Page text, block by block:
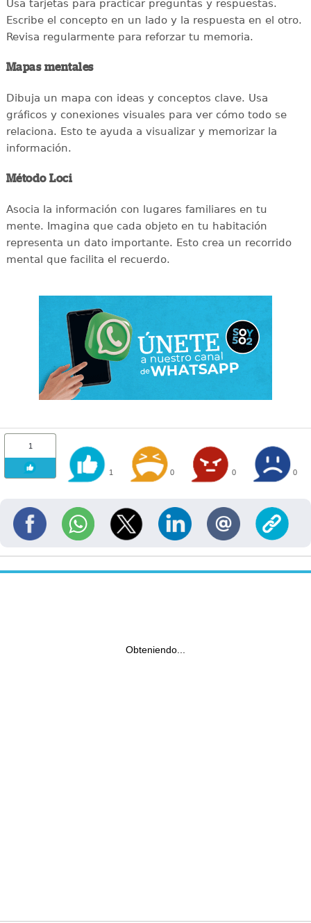
Usa tarjetas para practicar preguntas y respuestas.
Escribe el concepto en un lado y la respuesta en el otro.
Revisa regularmente para reforzar tu memoria.
Mapas mentales
Dibuja un mapa con ideas y conceptos clave. Usa
gráficos y conexiones visuales para ver cómo todo se
relaciona. Esto te ayuda a visualizar y memorizar la
información.
Método Loci
Asocia la información con lugares familiares en tu
mente. Imagina que cada objeto en tu habitación
representa un dato importante. Esto crea un recorrido
mental que facilita el recuerdo.
1
1 0 0 0
Obteniendo...